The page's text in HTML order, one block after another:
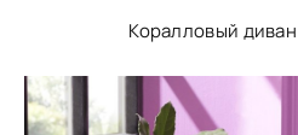
Коралловый